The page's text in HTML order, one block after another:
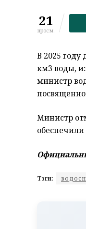
21
просм.
В 2025 году
км3 воды,
министр
Министр
обеспечили
Тэги: